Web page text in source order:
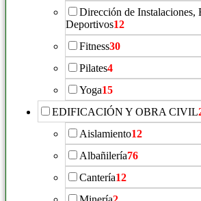
Dirección de Instalaciones,
Deportivos12
Fitness30
Pilates4
Yoga15
EDIFICACIÓN Y OBRA CIVIL
Aislamiento12
Albañilería76
Cantería12